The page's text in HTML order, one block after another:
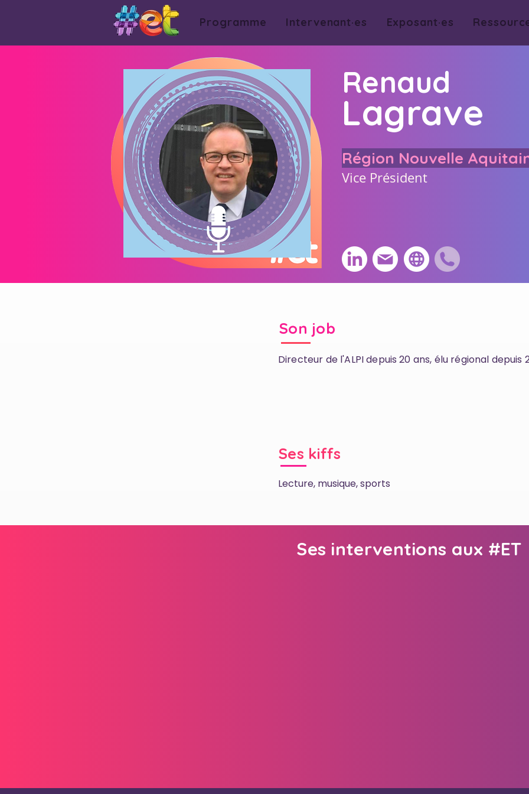
Programme Intervenant·es Exposant·es
Renaud
Lagrave
Région Nouvelle
Vice Président
Directeur de l'ALPI depuis 20 ans, élu régional depuis
Son job
Lecture, musique, sports
Ses kiffs
Ses interventions aux #ET